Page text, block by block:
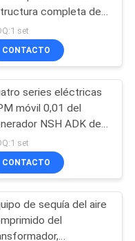
aceite
52
146
completa del
de la alta fuente
set
CONTACTO
series eléctricas
móvil 0,01 del
NSH ADK del
comprimido de las
set
CONTACTO
de sequía del aire
del